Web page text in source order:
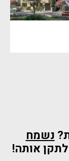
נשמח
אותה!